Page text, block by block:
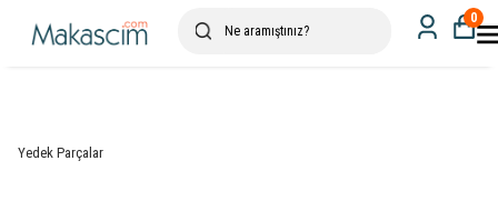
0
Yedek Parçalar